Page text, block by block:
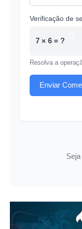
Verificação de
7 × 6 = ?
Resolva a
Enviar